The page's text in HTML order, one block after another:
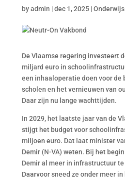
byadmin |dec 1, 2025|Onderwijs
De Vlaamse regering investeert
miljard euro in
een inhaaloperatie doen voor de
scholen en het vernieuwen van
Daar zijn nu lange wachttijden.
In 2029, het laatste jaar van de
stijgt het budget voor
miljoen euro. Dat laat minister
Demir (N-VA) weten. Bij het
Demir al meer in infrastructuur
Daarvoor sneed ze onder meer